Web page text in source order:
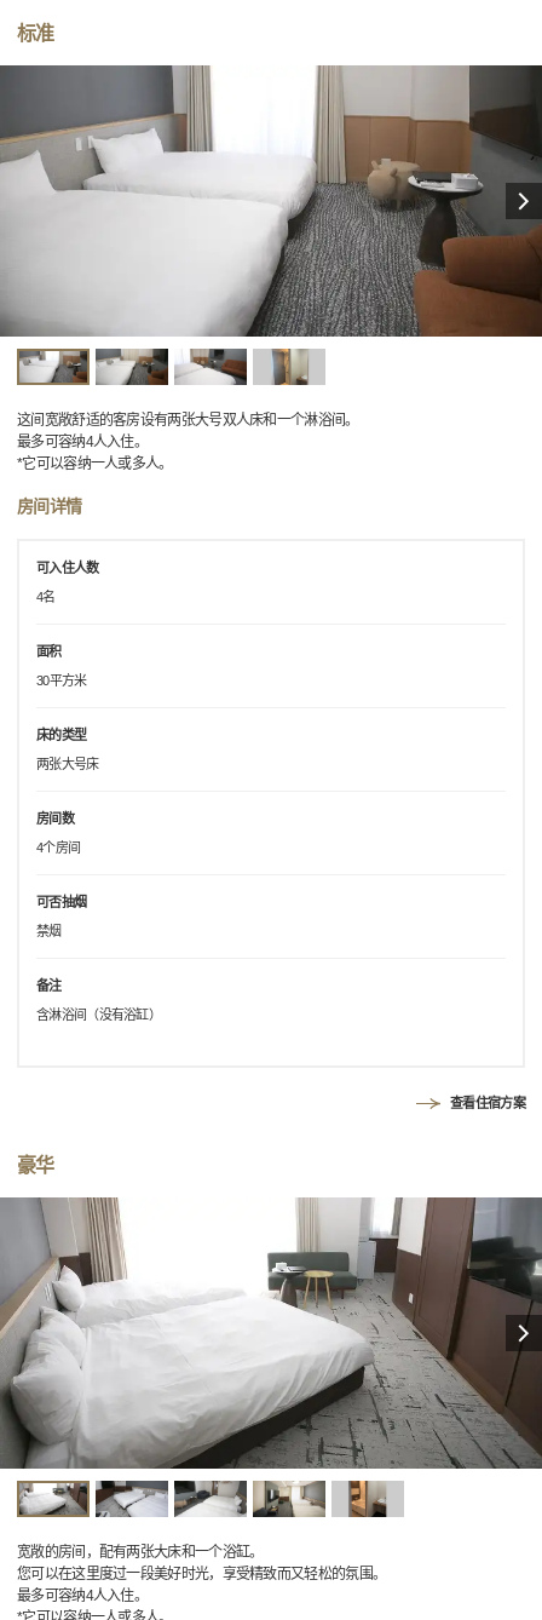
标准
这间宽敞舒适的客房设有两张大号双人床和一个淋浴间。
最多可容纳4人入住。
*它可以容纳一人或多人。
房间详情
可入住人数
4名
面积
30平方米
床的类型
两张大号床
房间数
4个房间
可否抽烟
禁烟
备注
含淋浴间（没有浴缸）
查看住宿方案
豪华
宽敞的房间，配有两张大床和一个浴缸。
您可以在这里度过一段美好时光，享受精致而又轻松的氛围。
最多可容纳4人入住。